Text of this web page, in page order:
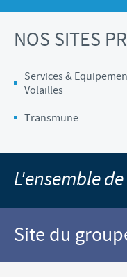
NOS SITES
Services &
Volailles
Transmune
L'ensemble
Site du